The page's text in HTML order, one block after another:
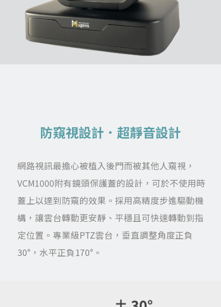
防窺視設計．超靜音設計
網路視訊最擔心被植入後門而被其他人窺視，
VCM1000附有鏡頭保護蓋的設計，可於不使用時
蓋上以達到防窺的效果。採用高精度步進驅動機
構，讓雲台轉動更安靜、平穩且可快速轉動到指
定位置。專業級PTZ雲台，垂直調整角度正負
30°，水平正負170°。